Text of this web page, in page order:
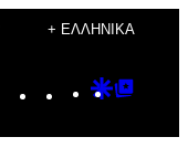
+ ΕΛΛΗΝΙΚΆ
Instagram
TikTok
YouTube
Google